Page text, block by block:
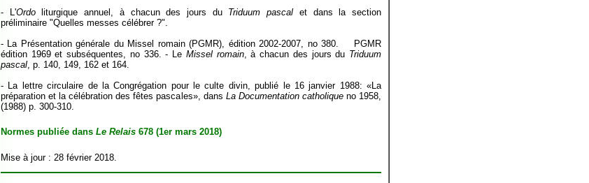
- L'Ordoliturgique annuel, à chacun des jours du Triduum pascal et dans la section
préliminaire "Quelles messes célébrer ?".
- La Présentation générale du Missel romain (PGMR), édition 2002-2007, no 380. PGMR
édition 1969 et subséquentes, no 336. - Le Missel romain, à chacun des jours du Triduum
pascal , p. 140, 149, 162 et 164.
- La lettre circulaire de la Congrégation pour le culte divin, publié le 16 janvier 1988: «La
préparation et la célébration des fêtes pascales», dans La Documentation catholiqueno 1958,
(1988) p. 300-310.
Normes publiée dans Le Relais 678 (1er mars 2018)
Mise à jour : 28 février 2018.